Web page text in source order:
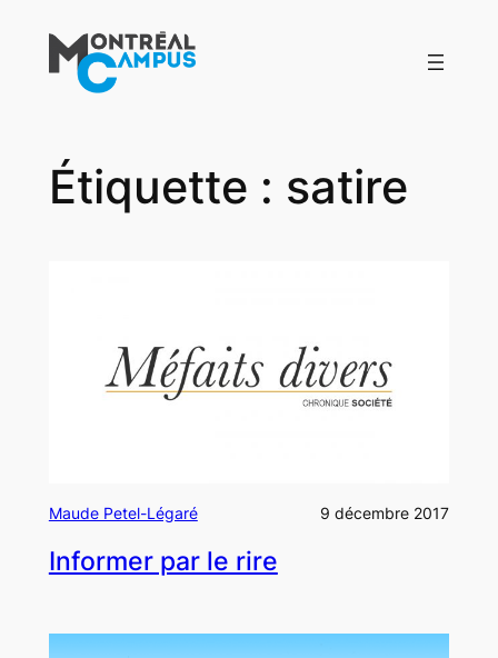
contenu
Étiquette : satire
Maude Petel-Légaré 9 décembre 2017
Informer par le rire